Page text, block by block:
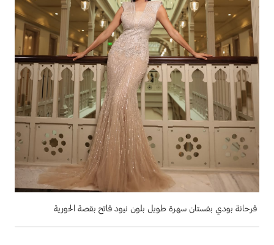
فرحانة بودي بفستان سهرة طويل بلون نيود فاتح بقصة الحورية